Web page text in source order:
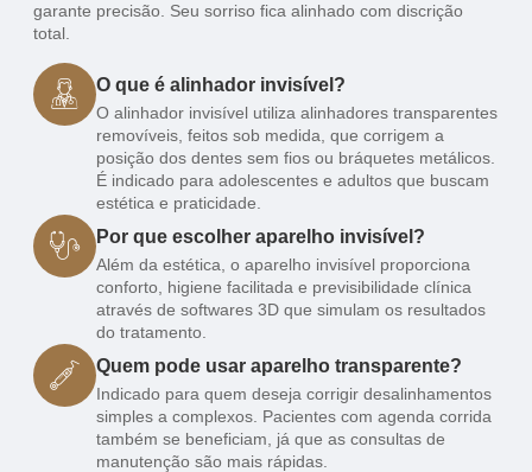
garante precisão. Seu sorriso fica alinhado com discrição
total.
O que é alinhador invisível?
O alinhador invisível utiliza alinhadores transparentes
removíveis, feitos sob medida, que corrigem a
posição dos dentes sem fios ou bráquetes metálicos.
É indicado para adolescentes e adultos que buscam
estética e praticidade.
Por que escolher aparelho invisível?
Além da estética, o aparelho invisível proporciona
conforto, higiene facilitada e previsibilidade clínica
através de softwares 3D que simulam os resultados
do tratamento.
Quem pode usar aparelho transparente?
Indicado para quem deseja corrigir desalinhamentos
simples a complexos. Pacientes com agenda corrida
também se beneficiam, já que as consultas de
manutenção são mais rápidas.